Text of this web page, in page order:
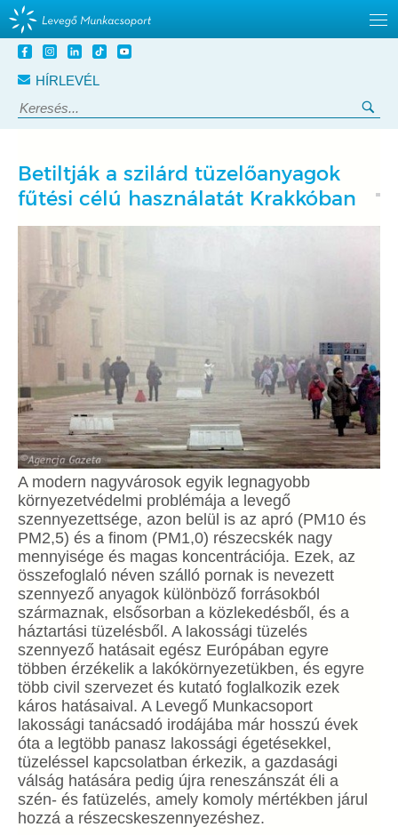
Tovább
tartalomra
HÍRLEVÉL
Keresés:
Betiltják a szilárd tüzelőanyagok
fűtési célú használatát Krakkóban
A modern nagyvárosok egyik legnagyobb
környezetvédelmi problémája a levegő
szennyezettsége, azon belül is az apró (PM10 és
PM2,5) és a finom (PM1,0) részecskék nagy
mennyisége és magas koncentrációja. Ezek, az
összefoglaló néven szálló pornak is nevezett
szennyező anyagok különböző forrásokból
származnak, elsősorban a közlekedésből, és a
háztartási tüzelésből. A lakossági tüzelés
szennyező hatásait egész Európában egyre
többen érzékelik a lakókörnyezetükben, és egyre
több civil szervezet és kutató foglalkozik ezek
káros hatásaival. A Levegő Munkacsoport
lakossági tanácsadó irodájába már hosszú évek
óta a legtöbb panasz lakossági égetésekkel,
tüzeléssel kapcsolatban érkezik, a gazdasági
válság hatására pedig újra reneszánszát éli a
szén- és fatüzelés, amely komoly mértékben járul
hozzá a részecskeszennyezéshez.